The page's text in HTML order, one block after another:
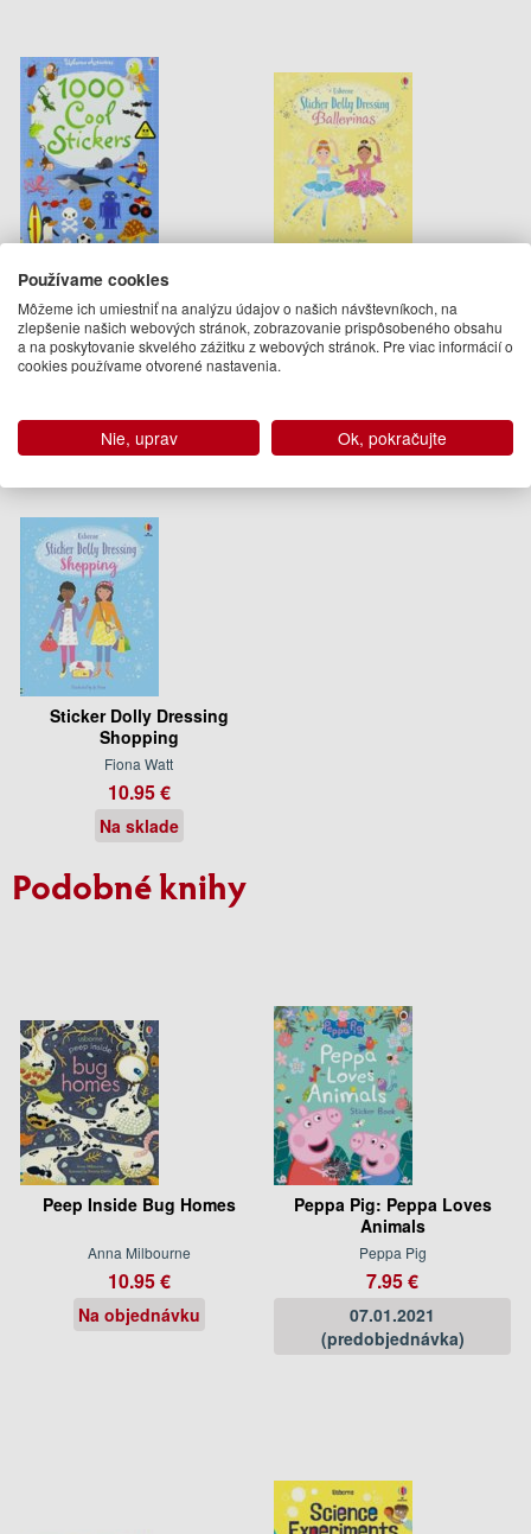
1000 Cool Stickers
Fiona Watt
13.50 €
Fiona Watt
9.50 €
Sticker Dolly Dressing
Shopping
Fiona Watt
10.95 €
Na sklade
Podobné knihy
Peep Inside Bug Homes
Anna Milbourne
10.95 €
Na objednávku
Peppa Pig: Peppa Loves
Animals
Peppa Pig
7.95 €
07.01.2021
(predobjednávka)
Používame cookies
Môžeme ich umiestniť na analýzu údajov o našich návštevníkoch, na
zlepšenie našich webových stránok, zobrazovanie prispôsobeného obsahu
a na poskytovanie skvelého zážitku z webových stránok. Pre viac informácií o
cookies používame otvorené nastavenia.
Nie, uprav Ok, pokračujte